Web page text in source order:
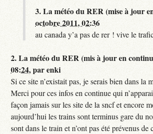
3.La météo du RER (mise à jour
octobre 2011, 02:36
au canada y’a pas de rer ! vive le
2.La météo du RER (mis à jour en
08:24,parenki
Si ce site n’existait pas, je serais bien dans la
Merci pour ces infos en continue qui
façon jamais sur les site de la sncf et encore
aujourd’hui les trains sont terminus gare du
sont dans le train et n’ont pas été prévenus de